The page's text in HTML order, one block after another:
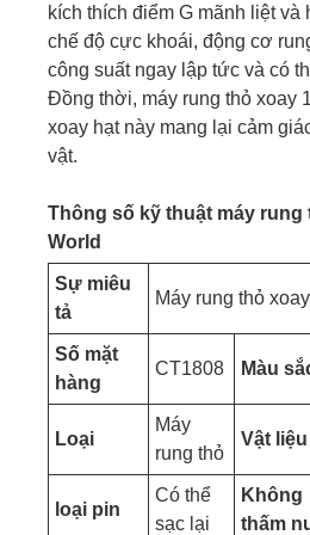
kích thích điểm G mãnh liệt
chế độ cực khoái, động cơ
công suất ngay lập tức và có
Đồng thời, máy rung thỏ xoay
xoay hạt này mang lại cảm
vật.
Thông số kỹ thuật máy rung
World
Sự miêu
tả
Máy rung thỏ xoay
Số mặt
hàng
CT1808 Màu
Loại
Máy
rung thỏ
Vật liệu
loại pin
Có thể
sạc lại
Không
thấm